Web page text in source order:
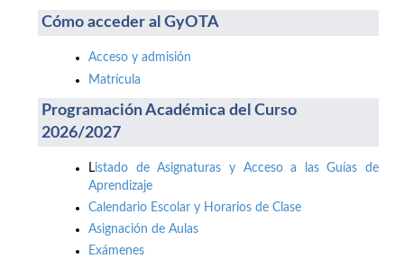
Cómo acceder al GyOTA
Acceso y admisión
Matrícula
Programación Académica del Curso
2026/2027
Listado de Asignaturas y Acceso a las Guías de
Aprendizaje
Calendario Escolar y Horarios de Clase
Asignación de Aulas
Exámenes